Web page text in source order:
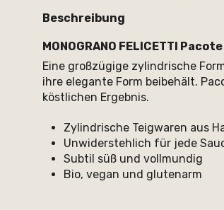
Beschreibung
MONOGRANO FELICETTI
Eine großzügige zylindrische
ihre elegante Form beibehält.
köstlichen Ergebnis.
Zylindrische Teigwaren aus
Unwiderstehlich für jede
Subtil süß und vollmundig
Bio, vegan und glutenarm